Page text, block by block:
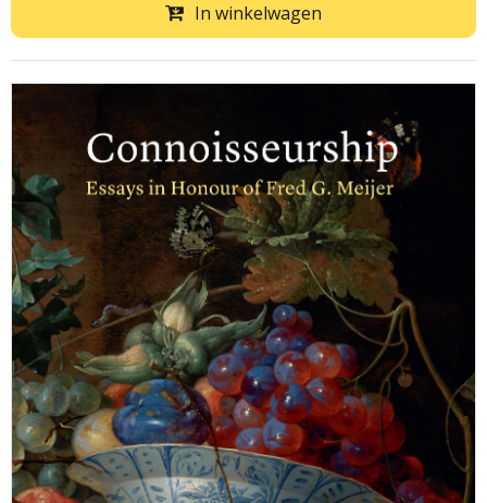
In winkelwagen